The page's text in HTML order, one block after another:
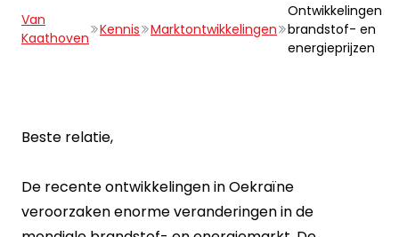
Van
Kaathoven
Kennis Marktontwikkelingen
Ontwikkelingen
brandstof- en
energieprijzen
Beste relatie,
De recente ontwikkelingen in Oekraïne
veroorzaken enorme veranderingen in de